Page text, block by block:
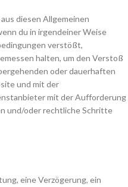
diesen Allgemeinen
du in irgendeiner Weise
verstößt,
halten, um den Verstoß
oder dauerhaften
und mit der
mit der Aufforderung
und/oder rechtliche Schritte
eine Verzögerung, ein